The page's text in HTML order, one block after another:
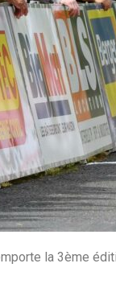
la 3ème